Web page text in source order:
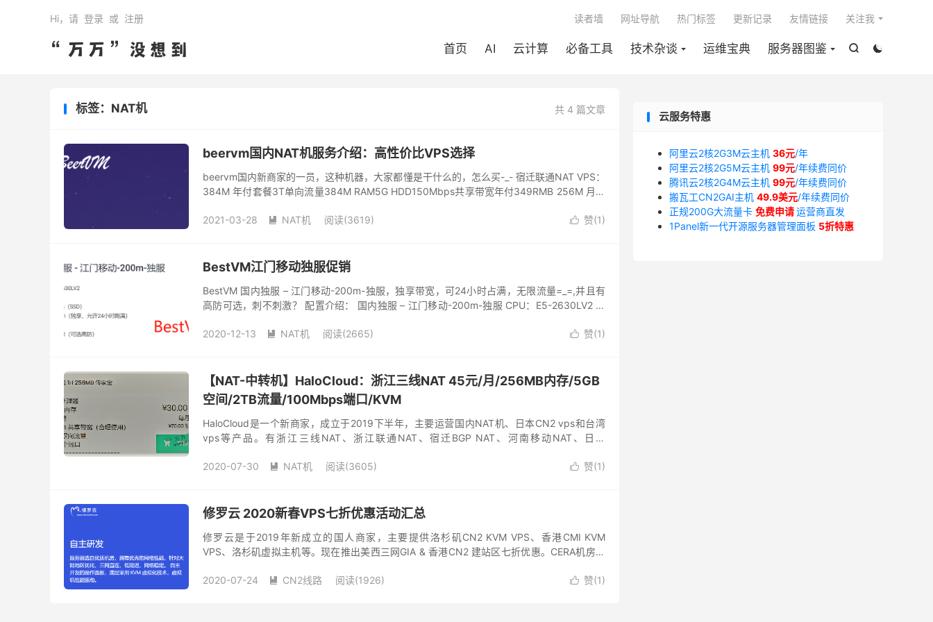


首页 AI 云计算 必备工具 技术杂谈 运维宝典 服务器图鉴
读者墙 网址导航 热门标签 更新记录 友情链接 关注我
Hi，请 登录 或 注册
共 4 篇文章
标签：NAT机
beervm国内NAT机服务介绍：高性价比VPS选择
beervm国内新商家的一员，这种机器，大家都懂是干什么的，怎么买-_- 宿迁联通NAT VPS：
384M 年付套餐3T单向流量384M RAM5G HDD150Mbps共享带宽年付349RMB 256M 月付
 赞(1)
2021-03-28  NAT机 阅读(3619)
BestVM江门移动独服促销
BestVM 国内独服 – 江门移动-200m-独服，独享带宽，可24小时占满，无限流量=_=,并且有
高防可选，刺不刺激？ 配置介绍： 国内独服 – 江门移动-200m-独服 CPU：E5-2630LV2 内
 赞(1)
2020-12-13  NAT机 阅读(2665)
【NAT-中转机】HaloCloud：浙江三线NAT 45元/月/256MB内存/5GB
空间/2TB流量/100Mbps端口/KVM
HaloCloud是一个新商家，成立于2019下半年，主要运营国内NAT机、日本CN2 vps和台湾
vps等产品。有浙江三线NAT、浙江联通NAT、宿迁BGP NAT、河南移动NAT、日本
 赞(1)
2020-07-30  NAT机 阅读(3605)
修罗云 2020新春VPS七折优惠活动汇总
修罗云是于2019年新成立的国人商家，主要提供洛杉矶CN2 KVM VPS、香港CMI KVM
VPS、洛杉矶虚拟主机等。现在推出美西三网GIA & 香港CN2 建站区七折优惠。CERA机房，
 赞(1)
2020-07-24  CN2线路 阅读(1926)
云服务特惠
阿里云2核2G3M云主机 36元/年
阿里云2核2G5M云主机 99元/年续费同价
腾讯云2核2G4M云主机 99元/年续费同价
搬瓦工CN2GAI主机 49.9美元/年续费同价
正规200G大流量卡 免费申请运营商直发
1Panel新一代开源服务器管理面板 5折特惠